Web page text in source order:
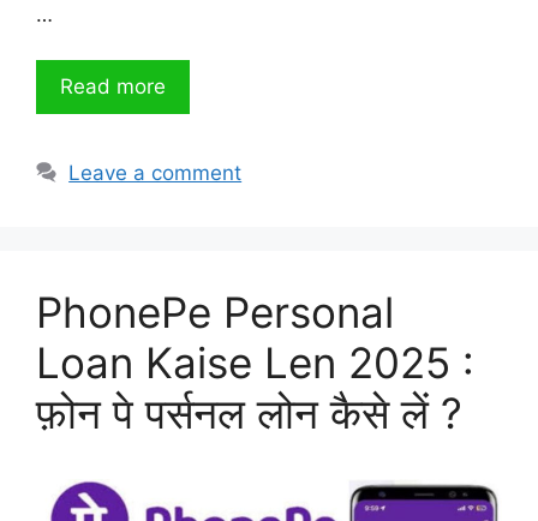
…
Read more
Leave a comment
PhonePe Personal
Loan Kaise Len 2025 :
फ़ोन पे पर्सनल लोन कैसे लें ?